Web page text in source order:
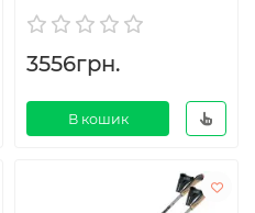
3556грн.
В кошик